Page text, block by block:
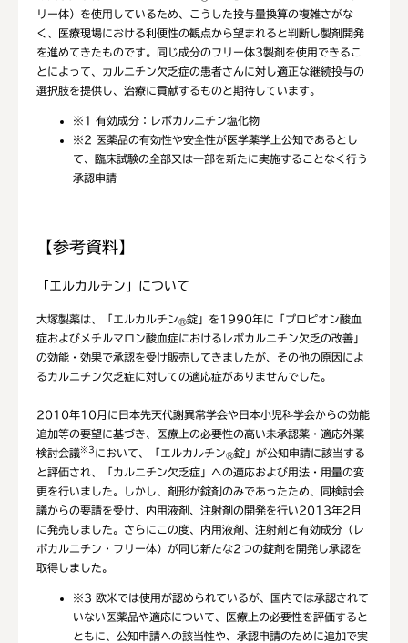
リー体）を使用しているため、こうした投与量換算の複雑さがな
く、医療現場における利便性の観点から望まれると判断し製剤開発
を進めてきたものです。同じ成分のフリー体3製剤を使用できるこ
とによって、カルニチン欠乏症の患者さんに対し適正な継続投与の
選択肢を提供し、治療に貢献するものと期待しています。
※1 有効成分：レボカルニチン塩化物
※2 医薬品の有効性や安全性が医学薬学上公知であるとし
て、臨床試験の全部又は一部を新たに実施することなく行う
承認申請
【参考資料】
「エルカルチン」について
大塚製薬は、「エルカルチン®錠」を1990年に「プロピオン酸血
症およびメチルマロン酸血症におけるレボカルニチン欠乏の改善」
の効能・効果で承認を受け販売してきましたが、その他の原因によ
るカルニチン欠乏症に対しての適応症がありませんでした。
2010年10月に日本先天代謝異常学会や日本小児科学会からの効能
追加等の要望に基づき、医療上の必要性の高い未承認薬・適応外薬
検討会議※3 において、「エルカルチン®錠」が公知申請に該当する
と評価され、「カルニチン欠乏症」への適応および用法・用量の変
更を行いました。しかし、剤形が錠剤のみであったため、同検討会
議からの要請を受け、内用液剤、注射剤の開発を行い2013年2月
に発売しました。さらにこの度、内用液剤、注射剤と有効成分（レ
ボカルニチン・フリー体）が同じ新たな2つの錠剤を開発し承認を
取得しました。
※3 欧米では使用が認められているが、国内では承認されて
いない医薬品や適応について、医療上の必要性を評価すると
ともに、公知申請への該当性や、承認申請のために追加で実